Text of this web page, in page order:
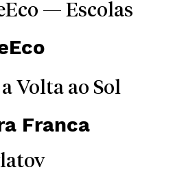
— Escolas
Volta ao Sol
Franca